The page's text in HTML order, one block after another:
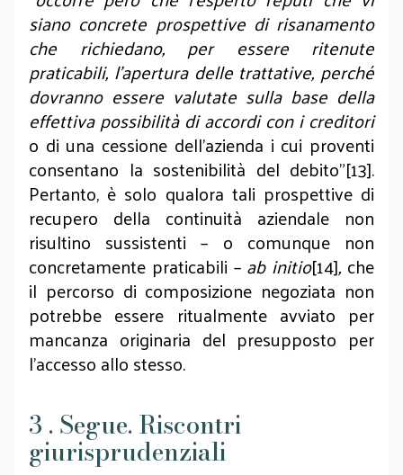
siano concrete prospettive di risanamento
che richiedano, per essere ritenute
praticabili, l’apertura delle trattative, perché
dovranno essere valutate sulla base della
effettiva possibilità di accordi con i creditori
o di una cessione dell’azienda i cui proventi
consentano la sostenibilità del debito”[13].
Pertanto, è solo qualora tali prospettive di
recupero della continuità aziendale non
risultino sussistenti – o comunque non
concretamente praticabili –ab initio[14], che
il percorso di composizione negoziata non
potrebbe essere ritualmente avviato per
mancanza originaria del presupposto per
l’accesso allo stesso.
3 . Segue. Riscontri
giurisprudenziali